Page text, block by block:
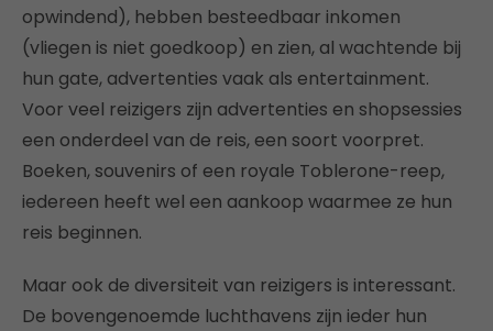
opwindend), hebben besteedbaar inkomen
(vliegen is niet goedkoop) en zien, al wachtende bij
hun gate, advertenties vaak als entertainment.
Voor veel reizigers zijn advertenties en shopsessies
een onderdeel van de reis, een soort voorpret.
Boeken, souvenirs of een royale Toblerone-reep,
iedereen heeft wel een aankoop waarmee ze hun
reis beginnen.
Maar ook de diversiteit van reizigers is interessant.
De bovengenoemde luchthavens zijn ieder hun